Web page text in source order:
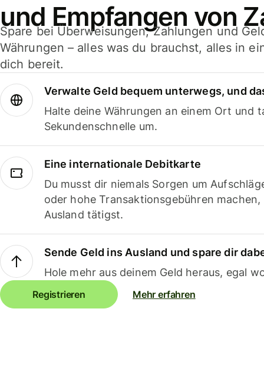
und Empfangen von
Spare bei Überweisungen, Zahlungen und
Währungen – alles was du brauchst, alles in
dich bereit.
Verwalte Geld bequem unterwegs, und
Halte deine Währungen an einem Ort und
Sekundenschnelle um.
Eine internationale Debitkarte
Du musst dir niemals Sorgen um
oder hohe Transaktionsgebühren
Ausland tätigst.
Sende Geld ins Ausland und spare dir
Hole mehr aus deinem Geld heraus, egal
Registrieren Mehr erfahren